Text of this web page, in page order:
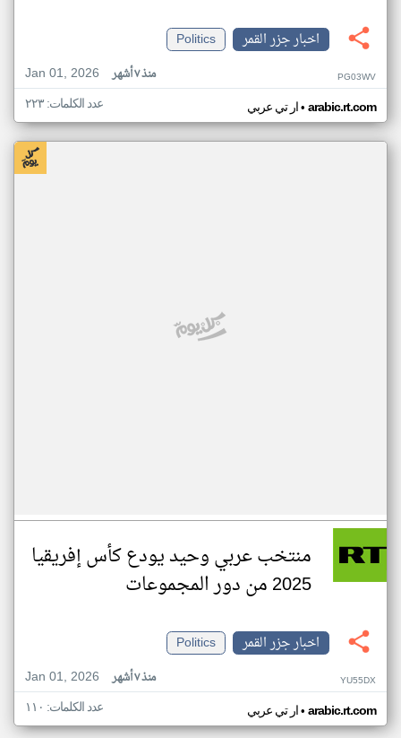
اخبار جزر القمر
Politics
Jan 01, 2026
منذ ٧ أشهر PG03WV
ار تي عربي• arabic.rt.com عدد الكلمات: ٢٢٣
منتخب عربي وحيد يودع كأس إفريقيا
2025 من دور المجموعات
اخبار جزر القمر
Politics
Jan 01, 2026
منذ ٧ أشهر YU55DX
ار تي عربي• arabic.rt.com عدد الكلمات: ١١٠